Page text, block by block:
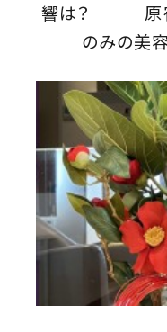
響は？ 原宿
のみの美